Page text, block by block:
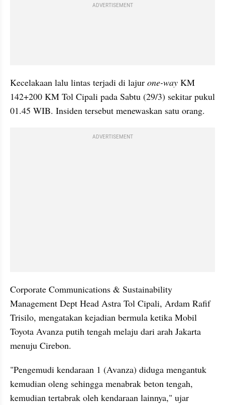
ADVERTISEMENT
Kecelakaan lalu lintas terjadi di lajur one-way KM
142+200 KM Tol Cipali pada Sabtu (29/3) sekitar pukul
01.45 WIB. Insiden tersebut menewaskan satu orang.
ADVERTISEMENT
Corporate Communications & Sustainability
Management Dept Head Astra Tol Cipali, Ardam Rafif
Trisilo, mengatakan kejadian bermula ketika Mobil
Toyota Avanza putih tengah melaju dari arah Jakarta
menuju Cirebon.
"Pengemudi kendaraan 1 (Avanza) diduga mengantuk
kemudian oleng sehingga menabrak beton tengah,
kemudian tertabrak oleh kendaraan lainnya," ujar